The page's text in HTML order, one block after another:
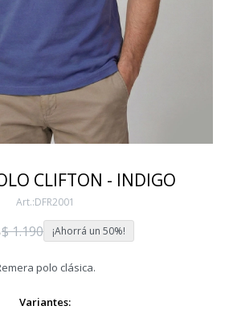
CLIFTON - INDIGO
DFR2001
$1.190 50
polo clásica.
Variantes: